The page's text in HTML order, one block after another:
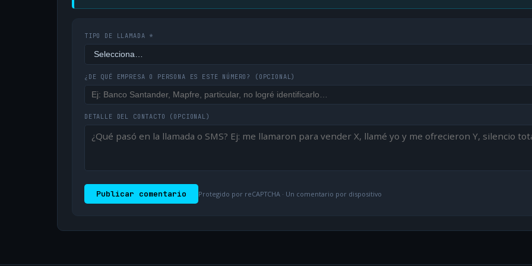
TIPO DE LLAMADA *
¿DE QUÉ EMPRESA O PERSONA ES ESTE NÚMERO? (OPCIONAL)
DETALLE DEL CONTACTO (OPCIONAL)
Publicar comentario Protegido por reCAPTCHA · Un comentario por dispositivo